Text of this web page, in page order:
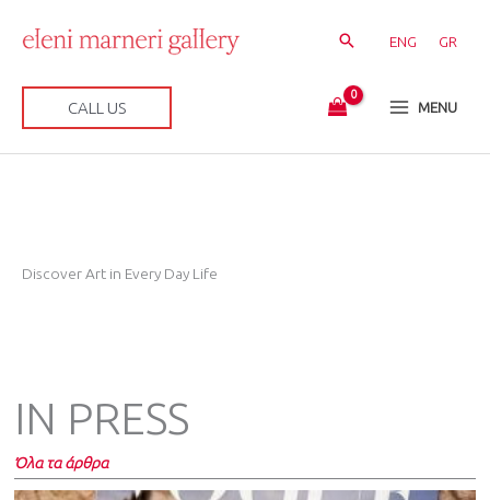
περιεχόμενο
ENG GR
CALL US MENU
Discover Art in Every Day Life
IN PRESS
Όλα τα άρθρα